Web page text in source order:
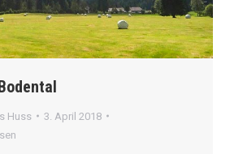
Huss
3. April 2018